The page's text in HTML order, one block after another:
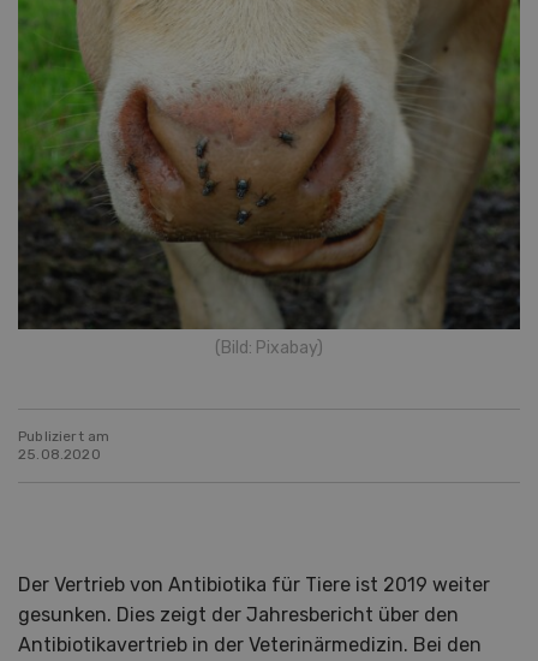
(Bild: Pixabay)
Publiziert am
25.08.2020
Der Vertrieb von Antibiotika für Tiere ist 2019 weiter
gesunken. Dies zeigt der Jahresbericht über den
Antibiotikavertrieb in der Veterinärmedizin. Bei den